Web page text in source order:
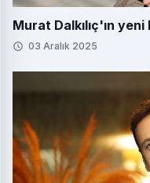
Murat Dalkılıç'ın
03 Aralık 2025